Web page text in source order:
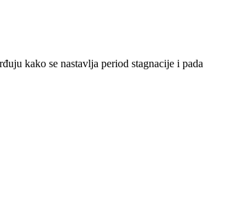
kako se nastavlja period stagnacije i pada